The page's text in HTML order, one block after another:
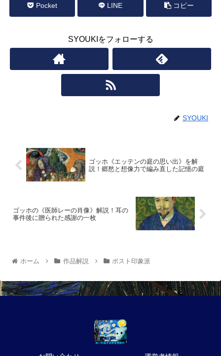
Pocket LINE コピー
SYOUKIをフォローする
SYOUKI
ゴッホ《エッテンの庭の思い出》を解
説！郷愁と想像力で編み直した記憶の庭
ゴッホの《医師レーの肖像》解説！耳の
事件後に贈られた感謝の一枚
ホーム 作品解説 ポスト印象派